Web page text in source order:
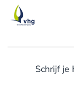
Schrijf je